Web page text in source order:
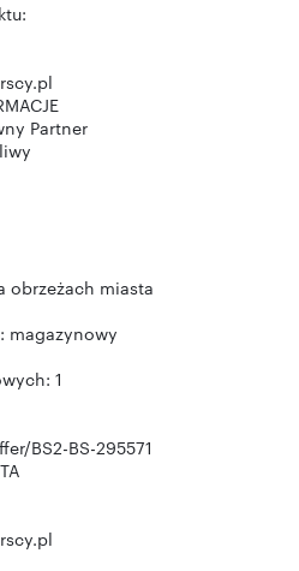
Partner
obrzeżach miasta
magazynowy
1
BS2-BS-295571